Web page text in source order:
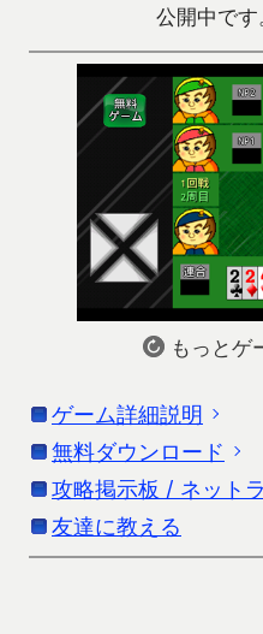
公開中です
もっとゲ
ゲーム詳細説明
「モバイルナポレオン /
説明です。更新情報は
ください。
戦略的カードゲーム(ト
無料ダウンロード
お使いの端末に応じた
さい。
攻略掲示板 / ネット
モバイルナポレオン
成金ナポレオン攻略
友達に教える